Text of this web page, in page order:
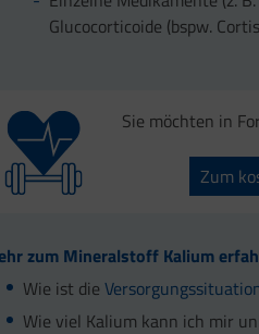
Glucocorticoide (bspw.
Sie möchten in
Zum
zum Mineralstoff Kalium
Wie ist die
Wie viel Kalium kann ich mir